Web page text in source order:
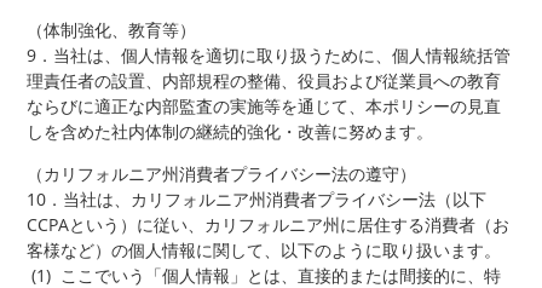
（体制強化、教育等）
9．当社は、個人情報を適切に取り扱うために、個人情報統括管
理責任者の設置、内部規程の整備、役員および従業員への教育
ならびに適正な内部監査の実施等を通じて、本ポリシーの見直
しを含めた社内体制の継続的強化・改善に努めます。
（カリフォルニア州消費者プライバシー法の遵守）
10．当社は、カリフォルニア州消費者プライバシー法（以下
CCPAという）に従い、カリフォルニア州に居住する消費者（お
客様など）の個人情報に関して、以下のように取り扱います。
(1) ここでいう「個人情報」とは、直接的または間接的に、特